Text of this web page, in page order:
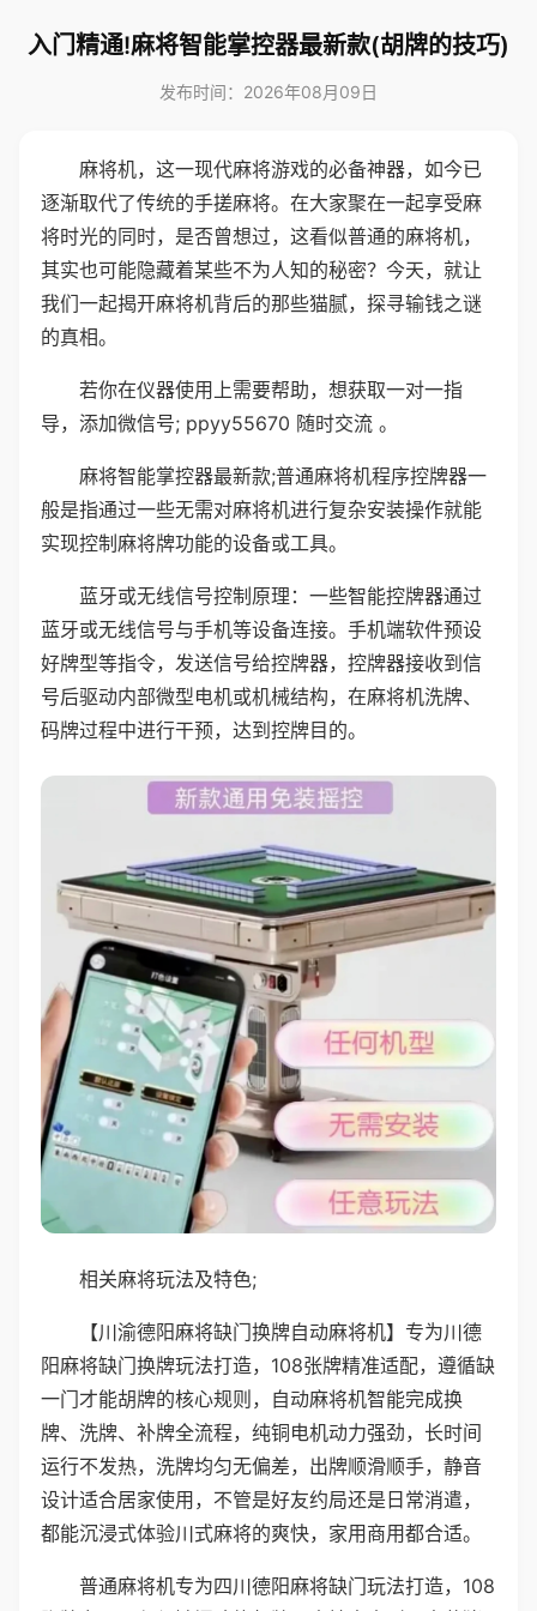
入门精通!麻将智能掌控器最新款(胡牌的技巧)
发布时间：2026年08月09日
麻将机，这一现代麻将游戏的必备神器，如今已
逐渐取代了传统的手搓麻将。在大家聚在一起享受麻
将时光的同时，是否曾想过，这看似普通的麻将机，
其实也可能隐藏着某些不为人知的秘密？今天，就让
我们一起揭开麻将机背后的那些猫腻，探寻输钱之谜
的真相。
若你在仪器使用上需要帮助，想获取一对一指
导，添加微信号; ppyy55670 随时交流 。
麻将智能掌控器最新款;普通麻将机程序控牌器一
般是指通过一些无需对麻将机进行复杂安装操作就能
实现控制麻将牌功能的设备或工具。
蓝牙或无线信号控制原理：一些智能控牌器通过
蓝牙或无线信号与手机等设备连接。手机端软件预设
好牌型等指令，发送信号给控牌器，控牌器接收到信
号后驱动内部微型电机或机械结构，在麻将机洗牌、
码牌过程中进行干预，达到控牌目的。
相关麻将玩法及特色;
【川渝德阳麻将缺门换牌自动麻将机】专为川德
阳麻将缺门换牌玩法打造，108张牌精准适配，遵循缺
一门才能胡牌的核心规则，自动麻将机智能完成换
牌、洗牌、补牌全流程，纯铜电机动力强劲，长时间
运行不发热，洗牌均匀无偏差，出牌顺滑顺手，静音
设计适合居家使用，不管是好友约局还是日常消遣，
都能沉浸式体验川式麻将的爽快，家用商用都合适。
普通麻将机专为四川德阳麻将缺门玩法打造，108